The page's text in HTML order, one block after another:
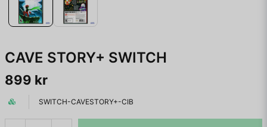
CAVE STORY+ SWITCH
899 kr
SWITCH-CAVESTORY+-CIB